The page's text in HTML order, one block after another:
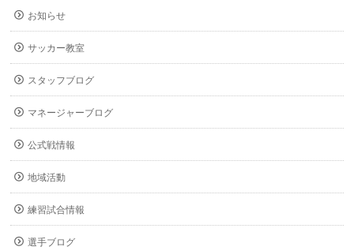
お知らせ
サッカー教室
スタッフブログ
マネージャーブログ
公式戦情報
地域活動
練習試合情報
選手ブログ